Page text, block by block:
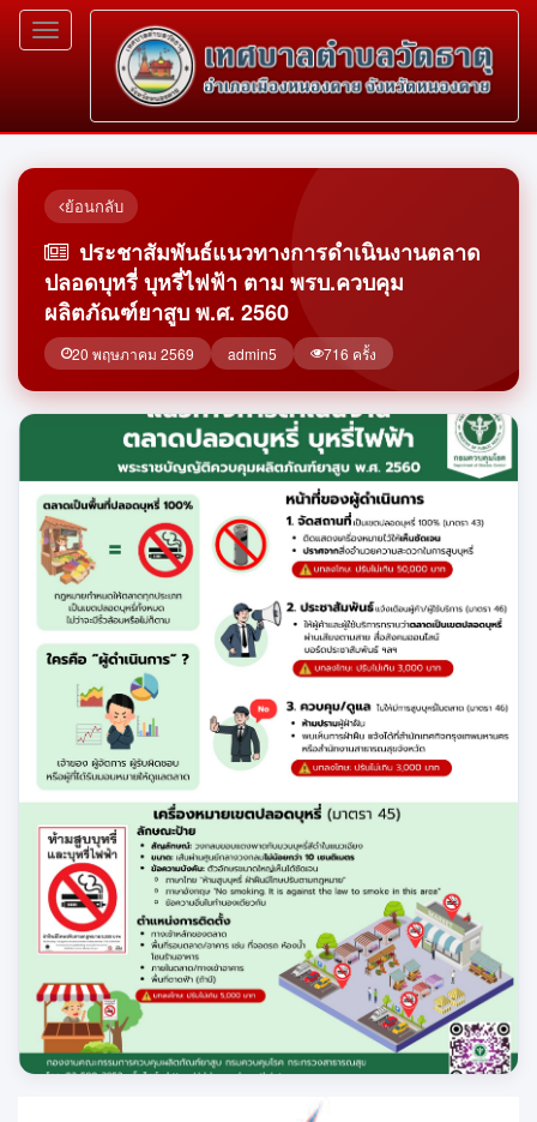
Toggle
navigation
ย้อนกลับ
ประชาสัมพันธ์แนวทางการดำเนินงานตลาด
ปลอดบุหรี่ บุหรี่ไฟฟ้า ตาม พรบ.ควบคุม
ผลิตภัณฑ์ยาสูบ พ.ศ. 2560
20 พฤษภาคม 2569 admin5 716 ครั้ง